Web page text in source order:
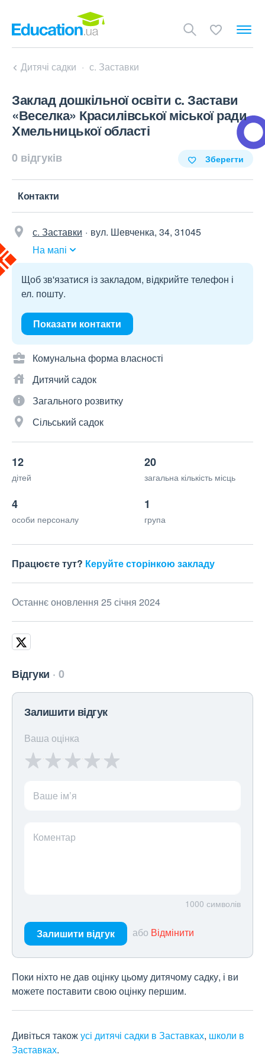
Дитячі садки с. Заставки
Заклад дошкільної освіти с. Застави
«Веселка» Красилівської міської ради
Хмельницької області
0 відгуків Зберегти
Контакти
с. Заставки
вул. Шевченка, 34, 31045
На мапі
Щоб зв'язатися із закладом, відкрийте телефон і
ел. пошту.
Показати контакти
Комунальна форма власності
Дитячий садок
Загального розвитку
Сільський садок
12
дітей
20
загальна кількість місць
4
особи персоналу
1
група
Працюєте тут? Керуйте сторінкою закладу
Останнє оновлення 25 січня 2024
Відгуки 0
Залишити відгук
Ваша оцінка
Ваше ім’я
Коментар
1000 символів
Залишити відгук або Відмінити
Поки ніхто не дав оцінку цьому дитячому садку, і ви
можете поставити свою оцінку першим.
Дивіться такожусі дитячі садки в Заставках, школи в
Заставках.